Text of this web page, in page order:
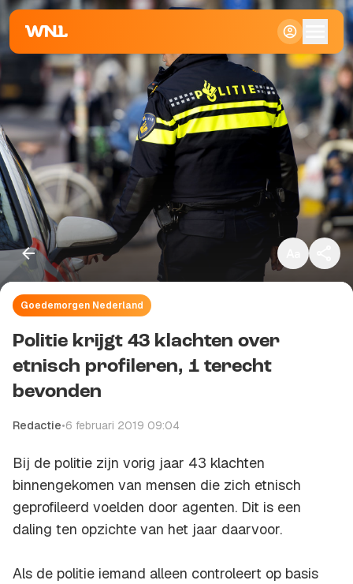
Klein
Standaard
Groot
Goedemorgen Nederland
Politie krijgt 43 klachten over
etnisch profileren, 1 terecht
bevonden
Redactie•6 februari 2019 09:04
Bij de politie zijn vorig jaar 43 klachten
binnengekomen van mensen die zich etnisch
geprofileerd voelden door agenten. Dit is een
daling ten opzichte van het jaar daarvoor.
Als de politie iemand alleen controleert op basis